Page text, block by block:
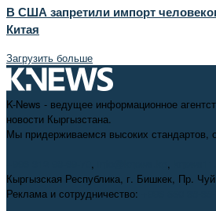
В США запретили импорт
Китая
Загрузить больше
K-News - ведущее информационное
новости Кыргызстана.
Мы придерживаемся высоких стандартов,
, ,
Кыргызская Республика, г. Бишкек, Пр.
Реклама и сотрудничество: